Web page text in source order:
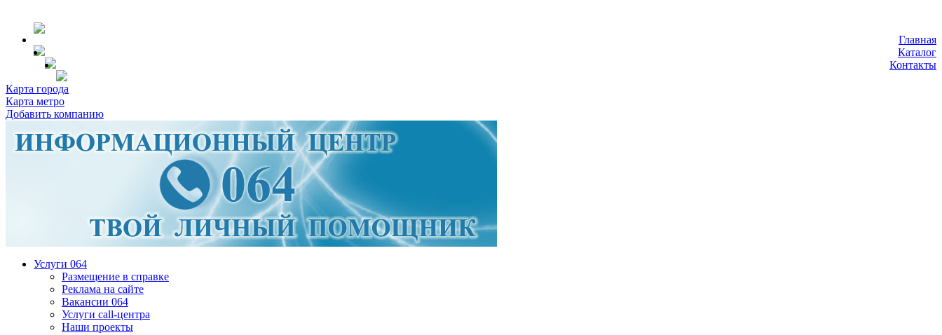
Главная
Каталог
Контакты
Карта города
Карта метро
Добавить компанию
Услуги 064
Размещение в справке
Реклама на сайте
Вакансии 064
Услуги call-центра
Наши проекты